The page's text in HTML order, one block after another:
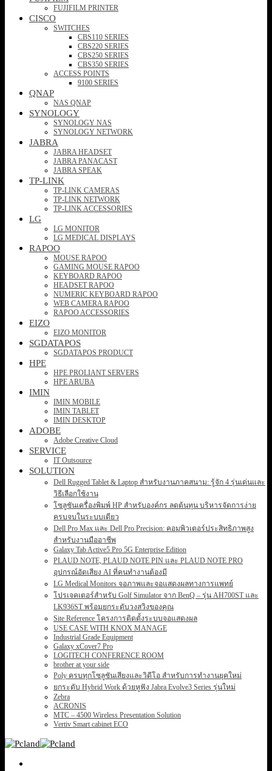
FUJIFILM PRINTER
CISCO
SWITCHES
CBS110 SERIES
CBS220 SERIES
CBS250 SERIES
CBS350 SERIES
ACCESS POINTS
9100 SERIES
QNAP
NAS QNAP
SYNOLOGY
SYNOLOGY NAS
SYNOLOGY NETWORK
JABRA
JABRA HEADSET
JABRA PANACAST
JABRA SPEAK
TP-LINK
TP-LINK CAMERAS
TP-LINK NETWORK
TP-LINK ACCESSORIES
LG
LG MONITOR
LG MEDICAL DISPLAYS
RAPOO
MOUSE RAPOO
GAMING MOUSE RAPOO
KEYBOARD RAPOO
HEADSET RAPOO
NUMERIC KEYBOARD RAPOO
WEB CAMERA RAPOO
RAPOO ACCESSORIES
EIZO
EIZO MONITOR
SGDATAPOS
SGDATAPOS PRODUCT
HPE
HPE PROLIANT SERVERS
HPE ARUBA
IMIN
IMIN MOBILE
IMIN TABLET
IMIN DESKTOP
ADOBE
Adobe Creative Cloud
SERVICE
IT Outsource
SOLUTION
Dell Rugged Tablet & Laptop สำหรับงานภาคสนาม: รู้จัก 4 รุ่นเด่นและ
วิธีเลือกใช้งาน
โซลูชันเครื่องพิมพ์ HP สำหรับองค์กร ลดต้นทุน บริหารจัดการง่าย
ครบจบในระบบเดียว
Dell Pro Max และ Dell Pro Precision: คอมพิวเตอร์ประสิทธิภาพสูง
สำหรับงานมืออาชีพ
Galaxy Tab Active5 Pro 5G Enterprise Edition
PLAUD NOTE, PLAUD NOTE PIN และ PLAUD NOTE PRO
อุปกรณ์อัดเสียง AI ที่คนทำงานต้องมี
LG Medical Monitors จอภาพและจอแสดงผลทางการแพทย์
โปรเจคเตอร์สำหรับ Golf Simulator จาก BenQ – รุ่น AH700ST และ
LK936ST พร้อมยกระดับวงสวิงของคุณ
Site Reference โครงการติดตั้งระบบจอแสดงผล
USE CASE WITH KNOX MANAGE
Industrial Grade Equipment
Galaxy xCover7 Pro
LOGITECH CONFERENCE ROOM
brother at your side
Poly ครบทุกโซลูชันเสียงและวิดีโอ สำหรับการทำงานยุคใหม่
ยกระดับ Hybrid Work ด้วยหูฟัง Jabra Evolve3 Series รุ่นใหม่
Zebra
ACRONIS
MTC – 4500 Wireless Presentation Solution
Vertiv Smart cabinet ECO